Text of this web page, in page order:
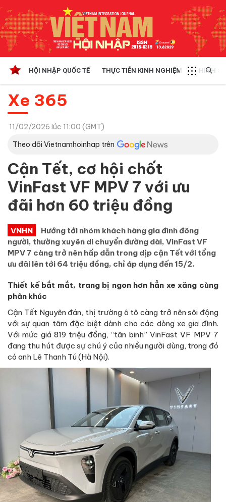
HỘI NHẬP QUỐC TẾ THỰC TIỄN KINH NGHIỆM CHÍNH
Xe 365
11/02/2026 lúc 11:00 (GMT)
Theo dõi Vietnamhoinhap trên
Cận Tết, cơ hội chốt
VinFast VF MPV 7 với ưu
đãi hơn 60 triệu đồng
VNHN
Hướng tới nhóm khách hàng gia đình đông
người, thường xuyên di chuyển đường dài, VinFast VF
MPV 7 càng trở nên hấp dẫn trong dịp cận Tết với tổng
ưu đãi lên tới 64 triệu đồng, chỉ áp dụng đến 15/2.
Thiết kế bắt mắt, trang bị ngon hơn hẳn xe xăng cùng
phân khúc
Cận Tết Nguyên đán, thị trường ô tô càng trở nên sôi động
với sự quan tâm đặc biệt dành cho các dòng xe gia đình.
Với mức giá 819 triệu đồng, “tân binh” VinFast VF MPV 7
đang thu hút được sự chú ý của nhiều người dùng, trong đó
có anh Lê Thanh Tú (Hà Nội).